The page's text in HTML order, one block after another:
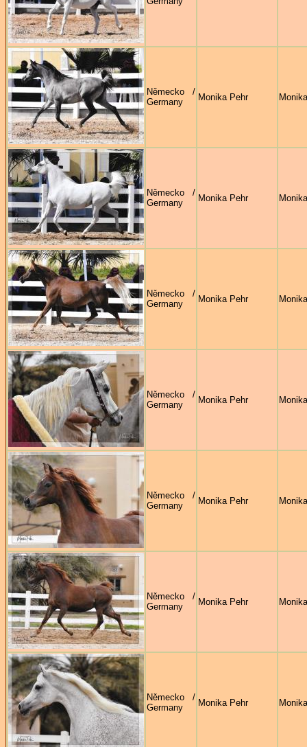
Německo /
Germany
Monika Pehr
Německo /
Germany
Monika Pehr
Německo /
Germany
Monika Pehr
Německo /
Germany
Monika Pehr
Německo /
Germany
Monika Pehr
Německo /
Germany
Monika Pehr
Německo /
Germany
Monika Pehr